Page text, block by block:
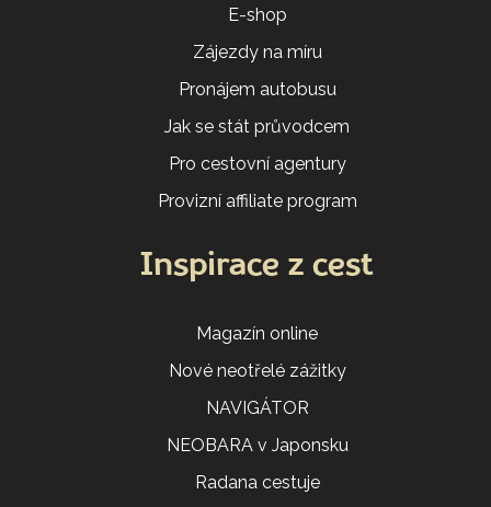
E-shop
Zájezdy na míru
Pronájem autobusu
Jak se stát průvodcem
Pro cestovní agentury
Provizní affiliate program
Inspirace z cest
Magazín online
Nové neotřelé zážitky
NAVIGÁTOR
NEOBARA v Japonsku
Radana cestuje